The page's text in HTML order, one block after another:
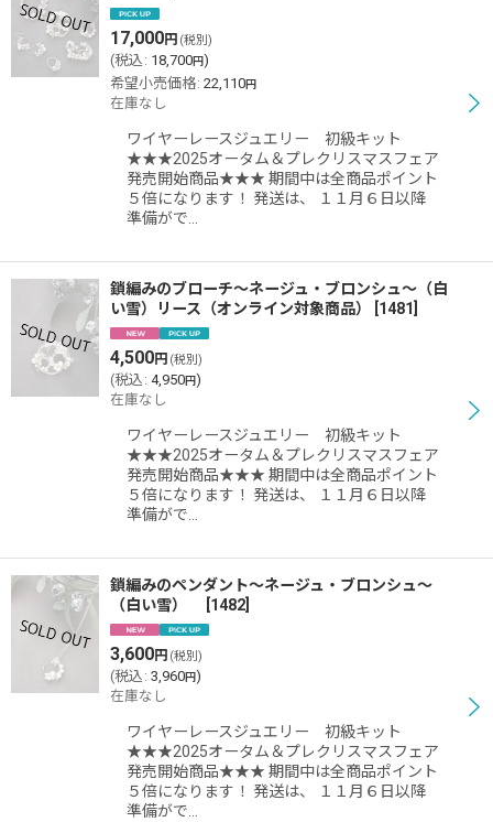
17,000円 (税別)
(税込 : 18,700円)
希望小売価格: 22,110円
在庫なし
ワイヤーレースジュエリー 初級キット
★★★2025オータム＆プレクリスマスフェア
発売開始商品★★★ 期間中は全商品ポイント
５倍になります！ 発送は、 １１月６日以降
準備がで…
鎖編みのブローチ〜ネージュ・ブロンシュ〜（白
い雪）リース（オンライン対象商品）
1481
4,500円 (税別)
(税込 : 4,950円)
在庫なし
ワイヤーレースジュエリー 初級キット
★★★2025オータム＆プレクリスマスフェア
発売開始商品★★★ 期間中は全商品ポイント
５倍になります！ 発送は、 １１月６日以降
準備がで…
鎖編みのペンダント〜ネージュ・ブロンシュ〜
（白い雪）
1482
3,600円 (税別)
(税込 : 3,960円)
在庫なし
ワイヤーレースジュエリー 初級キット
★★★2025オータム＆プレクリスマスフェア
発売開始商品★★★ 期間中は全商品ポイント
５倍になります！ 発送は、 １１月６日以降
準備がで…